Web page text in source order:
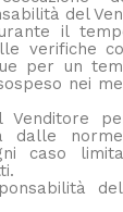
del
il
verifiche
per un
nei
Venditore
dalle
caso